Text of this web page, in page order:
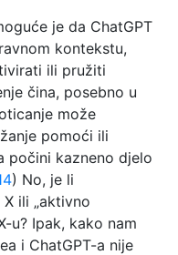
je da ChatGPT
kontekstu,
ili pružiti
čina, posebno u
može
pomoći ili
počini kazneno djelo
) No, je li
ili „aktivno
u? Ipak, kako nam
i ChatGPT-a nije